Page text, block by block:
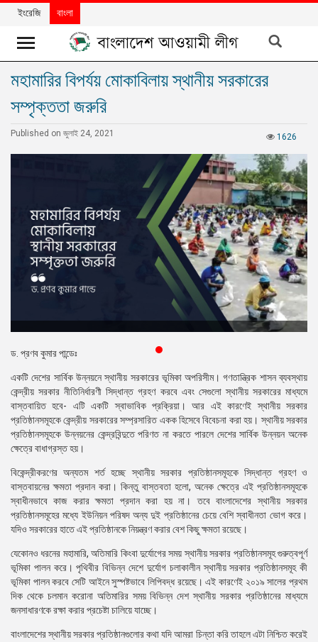
খবর
দলের
বিশেষ
প্রতিবেদন
মতামত
উন্নয়নের
বাংলাদেশ
প্রেস
রিলিজ
প্রকাশনা
গ্যালারি
বিএনপি-
জামায়াত
সংগঠন
নির্বাচনী
ইশতেহার
ইংরেজি বাংলা
মহামারির বিপর্যয় মোকাবিলায় স্থানীয় সরকারের
সম্পৃক্ততা জরুরি
1626
Published on জুলাই 24, 2021
ড. প্রণব কুমার পান্ডেঃ
একটি দেশের সার্বিক উন্নয়নে স্থানীয় সরকারের ভূমিকা অপরিসীম। গণতান্ত্রিক শাসন ব্যবস্থায়
কেন্দ্রীয় সরকার নীতিনির্ধারণী সিদ্ধান্ত গ্রহণ করবে এবং সেগুলো স্থানীয় সরকারের মাধ্যমে
বাস্তবায়িত হবে- এটি একটি স্বাভাবিক প্রক্রিয়া। আর এই কারণেই স্থানীয় সরকার
প্রতিষ্ঠানসমূহকে কেন্দ্রীয় সরকারের সম্প্রসারিত একক হিসেবে বিবেচনা করা হয়। স্থানীয় সরকার
প্রতিষ্ঠানসমূহকে উন্নয়নের কেন্দ্রবিন্দুতে পরিণত না করতে পারলে দেশের সার্বিক উন্নয়ন অনেক
ক্ষেত্রে বাধাগ্রস্ত হয়।
বিকেন্দ্রীকরণের অন্যতম শর্ত হচ্ছে স্থানীয় সরকার প্রতিষ্ঠানসমূহকে সিদ্ধান্ত গ্রহণ ও
বাস্তবায়নের ক্ষমতা প্রদান করা। কিন্তু বাস্তবতা হলো, অনেক ক্ষেত্রে এই প্রতিষ্ঠানসমূহকে
স্বাধীনভাবে কাজ করার ক্ষমতা প্রদান করা হয় না। তবে বাংলাদেশের স্থানীয় সরকার
প্রতিষ্ঠানসমূহের মধ্যে ইউনিয়ন পরিষদ অন্য দুই প্রতিষ্ঠানের চেয়ে বেশি স্বাধীনতা ভোগ করে।
যদিও সরকারের হাতে এই প্রতিষ্ঠানকে নিয়ন্ত্রণ করার বেশ কিছু ক্ষমতা রয়েছে।
যেকোনও ধরনের মহামারি, অতিমারি কিংবা দুর্যোগের সময় স্থানীয় সরকার প্রতিষ্ঠানসমূহ গুরুত্বপূর্ণ
ভূমিকা পালন করে। পৃথিবীর বিভিন্ন দেশে দুর্যোগ চলাকালীন স্থানীয় সরকার প্রতিষ্ঠানসমূহ কী
ভূমিকা পালন করবে সেটি আইনে সুস্পষ্টভাবে লিপিবদ্ধ রয়েছে। এই কারণেই ২০১৯ সালের প্রথম
দিক থেকে চলমান করোনা অতিমারির সময় বিভিন্ন দেশ স্থানীয় সরকার প্রতিষ্ঠানের মাধ্যমে
জনসাধারণকে রক্ষা করার প্রচেষ্টা চালিয়ে যাচ্ছে।
বাংলাদেশের স্থানীয় সরকার প্রতিষ্ঠানগুলোর কথা যদি আমরা চিন্তা করি তাহলে এটা নিশ্চিত করেই